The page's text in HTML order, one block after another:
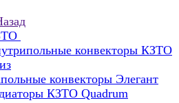
конвекторы КЗТО
конвекторы Элегант
КЗТО Quadrum